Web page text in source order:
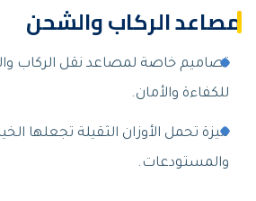
مصاعد الركاب والشحن
تصاميم خاصة لمصاعد نقل الركاب
للكفاءة والأمان.
ميزة تحمل الأوزان الثقيلة تجعلها
والمستودعات.